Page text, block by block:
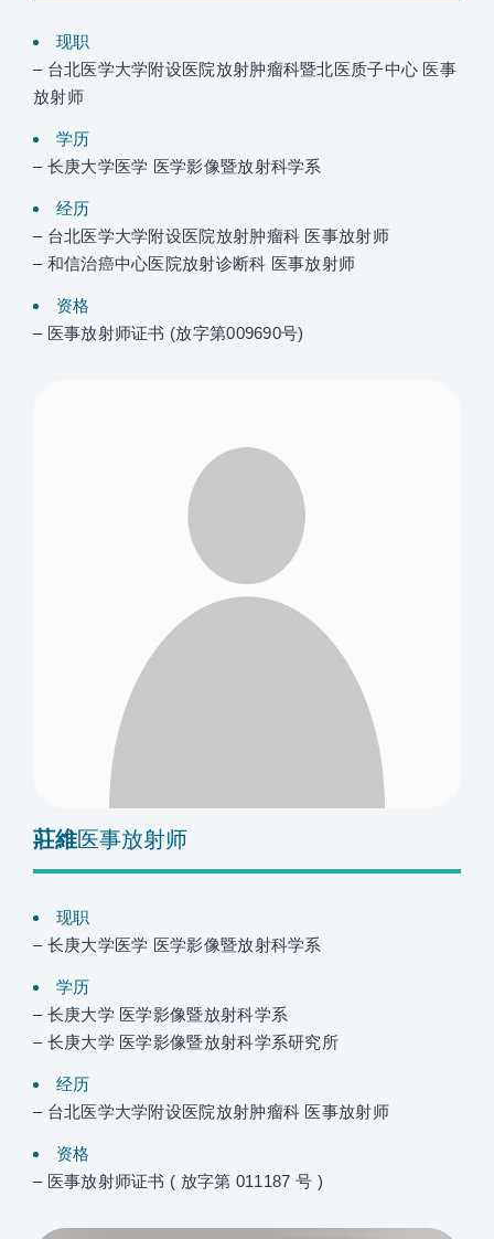
现职
– 台北医学大学附设医院放射肿瘤科暨北医质子中心 医事
放射师
学历
– 长庚大学医学 医学影像暨放射科学系
经历
– 台北医学大学附设医院放射肿瘤科 医事放射师
– 和信治癌中心医院放射诊断科 医事放射师
资格
– 医事放射师证书 (放字第009690号)
莊維医事放射师
现职
– 长庚大学医学 医学影像暨放射科学系
学历
– 长庚大学 医学影像暨放射科学系
– 长庚大学 医学影像暨放射科学系研究所
经历
– 台北医学大学附设医院放射肿瘤科 医事放射师
资格
– 医事放射师证书 ( 放字第 011187 号 )